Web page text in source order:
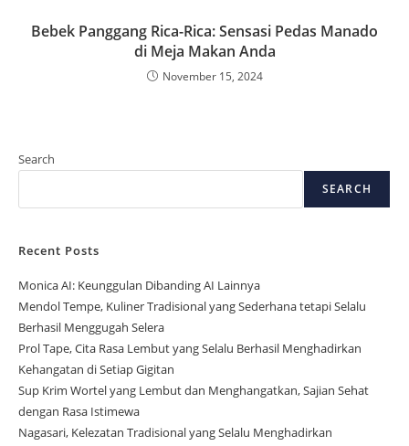
Bebek Panggang Rica-Rica: Sensasi Pedas Manado
di Meja Makan Anda
November 15, 2024
Search
SEARCH
Recent Posts
Monica AI: Keunggulan Dibanding AI Lainnya
Mendol Tempe, Kuliner Tradisional yang Sederhana tetapi Selalu
Berhasil Menggugah Selera
Prol Tape, Cita Rasa Lembut yang Selalu Berhasil Menghadirkan
Kehangatan di Setiap Gigitan
Sup Krim Wortel yang Lembut dan Menghangatkan, Sajian Sehat
dengan Rasa Istimewa
Nagasari, Kelezatan Tradisional yang Selalu Menghadirkan